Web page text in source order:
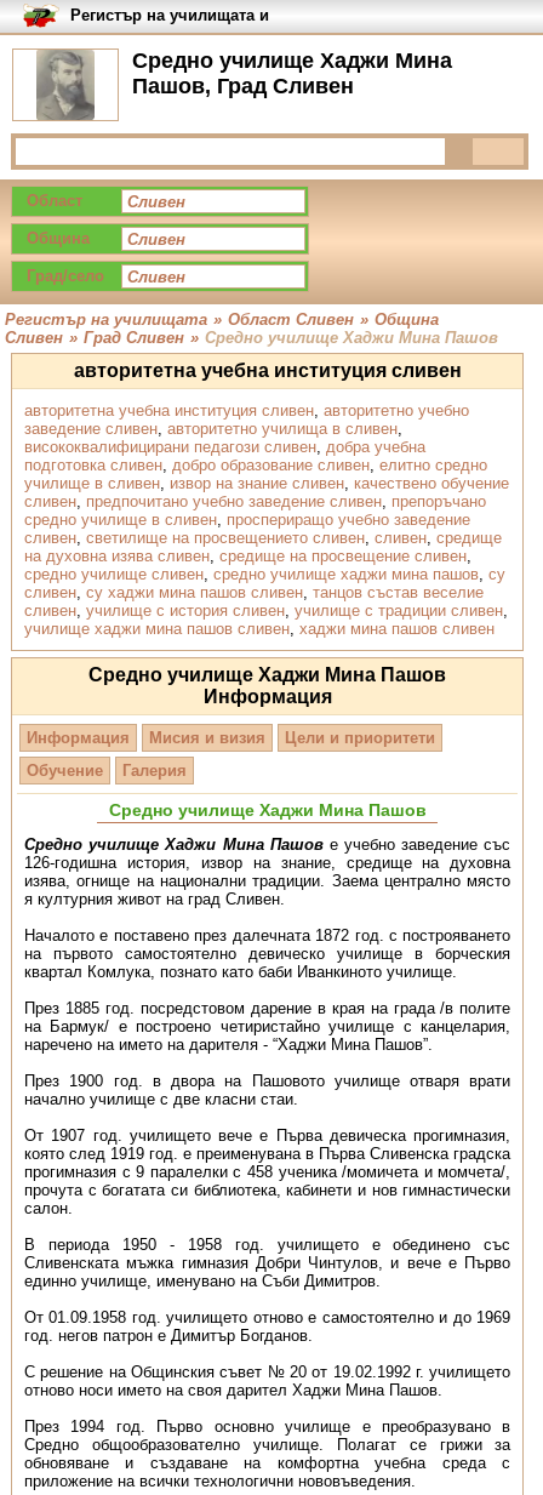
Средно училище Хаджи Мина
Пашов, Град Сливен
Регистър на училищата и
университетите в България
Област
Община
Град/село
Регистър на училищата » Област Сливен » Община
Сливен » Град Сливен » Средно училище Хаджи Мина Пашов
авторитетна учебна институция сливен
авторитетна учебна институция сливен, авторитетно учебно
заведение сливен, авторитетно училища в сливен,
висококвалифицирани педагози сливен, добра учебна
подготовка сливен, добро образование сливен, елитно средно
училище в сливен, извор на знание сливен, качествено обучение
сливен, предпочитано учебно заведение сливен, препоръчано
средно училище в сливен, проспериращо учебно заведение
сливен, светилище на просвещението сливен, сливен, средище
на духовна изява сливен, средище на просвещение сливен,
средно училище сливен, средно училище хаджи мина пашов, су
сливен, су хаджи мина пашов сливен, танцов състав веселие
сливен, училище с история сливен, училище с традиции сливен,
училище хаджи мина пашов сливен, хаджи мина пашов сливен
Средно училище Хаджи Мина Пашов
Информация
Информация Мисия и визия
Цели и приоритети
Обучение
Галерия
Средно училище Хаджи Мина Пашов
Средно училище Хаджи Мина Пашове учебно заведение със
126-годишна история, извор на знание, средище на духовна
изява, огнище на национални традиции. Заема централно място
я културния живот на град Сливен.
Началото е поставено през далечната 1872 год. с построяването
на първото самостоятелно девическо училище в борческия
квартал Комлука, познато като баби Иванкиното училище.
През 1885 год. посредстовом дарение в края на града /в полите
на Бармук/ е построено четиристайно училище с канцелария,
наречено на името на дарителя - “Хаджи Мина Пашов”.
През 1900 год. в двора на Пашовото училище отваря врати
начално училище с две класни стаи.
От 1907 год. училището вече е Първа девическа прогимназия,
която след 1919 год. е преименувана в Първа Сливенска градска
прогимназия с 9 паралелки с 458 ученика /момичета и момчета/,
прочута с богатата си библиотека, кабинети и нов гимнастически
салон.
В периода 1950 - 1958 год. училището е обединено със
Сливенската мъжка гимназия Добри Чинтулов, и вече е Първо
единно училище, именувано на Съби Димитров.
От 01.09.1958 год. училището отново е самостоятелно и до 1969
год. негов патрон е Димитър Богданов.
С решение на Общинския съвет № 20 от 19.02.1992 г. училището
отново носи името на своя дарител Хаджи Мина Пашов.
През 1994 год. Първо основно училище е преобразувано в
Средно общообразователно училище. Полагат се грижи за
обновяване и създаване на комфортна учебна среда с
приложение на всички технологични нововъведения.